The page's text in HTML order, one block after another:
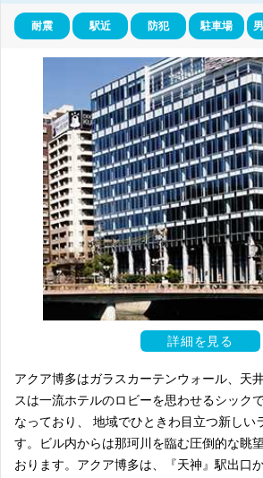
耐震 駅近 防犯 駐車場
詳細を見る
アクア博多はガラスカーテンウォール、天
スは一流ホテルのロビーを思わせるシック
なっており、 地域でひときわ目立つ新しい
す。ビル内からは那珂川を臨む圧倒的な眺
おります。アクア博多は、『天神』駅出口